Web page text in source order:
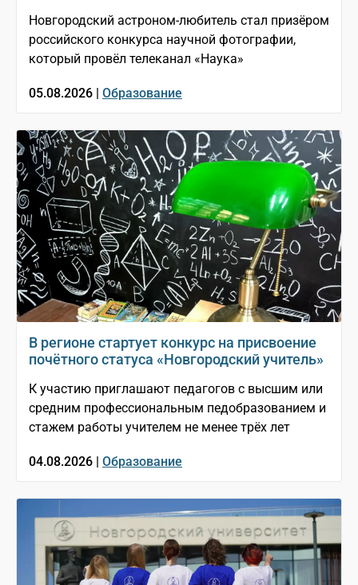
Новгородский астроном-любитель стал призёром
российского конкурса научной фотографии,
который провёл телеканал «Наука»
05.08.2026 | Образование
В регионе стартует конкурс на присвоение
почётного статуса «Новгородский учитель»
К участию приглашают педагогов с высшим или
средним профессиональным педобразованием и
стажем работы учителем не менее трёх лет
04.08.2026 | Образование